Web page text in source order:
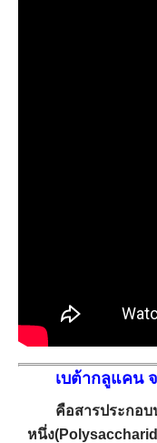
เบต้ากลูแคน
คือสารประกอบ
หนึ่ง